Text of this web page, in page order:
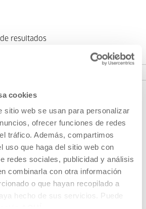
cookies
sitio web se usan para personalizar
ofrecer funciones de redes
tráfico. Además, compartimos
uso que haga del sitio web con
redes sociales, publicidad y análisis
combinarla con otra información
o que hayan recopilado a
hecho de sus servicios. Puede
resultados